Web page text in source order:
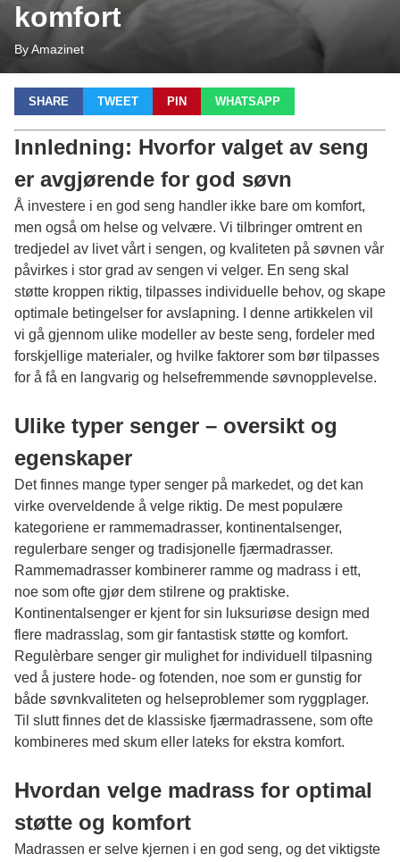
komfort
By Amazinet
SHARE TWEET PIN WHATSAPP
Innledning: Hvorfor valget av seng
er avgjørende for god søvn
Å investere i en god seng handler ikke bare om komfort,
men også om helse og velvære. Vi tilbringer omtrent en
tredjedel av livet vårt i sengen, og kvaliteten på søvnen vår
påvirkes i stor grad av sengen vi velger. En seng skal
støtte kroppen riktig, tilpasses individuelle behov, og skape
optimale betingelser for avslapning. I denne artikkelen vil
vi gå gjennom ulike modeller av beste seng, fordeler med
forskjellige materialer, og hvilke faktorer som bør tilpasses
for å få en langvarig og helsefremmende søvnopplevelse.
Ulike typer senger – oversikt og
egenskaper
Det finnes mange typer senger på markedet, og det kan
virke overveldende å velge riktig. De mest populære
kategoriene er rammemadrasser, kontinentalsenger,
regulerbare senger og tradisjonelle fjærmadrasser.
Rammemadrasser kombinerer ramme og madrass i ett,
noe som ofte gjør dem stilrene og praktiske.
Kontinentalsenger er kjent for sin luksuriøse design med
flere madrasslag, som gir fantastisk støtte og komfort.
Regulèrbare senger gir mulighet for individuell tilpasning
ved å justere hode- og fotenden, noe som er gunstig for
både søvnkvaliteten og helseproblemer som ryggplager.
Til slutt finnes det de klassiske fjærmadrassene, som ofte
kombineres med skum eller lateks for ekstra komfort.
Hvordan velge madrass for optimal
støtte og komfort
Madrassen er selve kjernen i en god seng, og det viktigste